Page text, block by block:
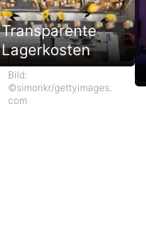
Transparente
Lagerkosten
Bild:
©simonkr/gettyimages.
com